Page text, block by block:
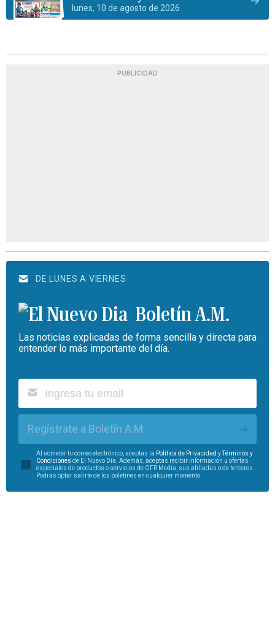
lunes, 10 de agosto de 2026
PUBLICIDAD
DE LUNES A VIERNES
Boletín A.M.
Las noticias explicadas de forma sencilla y directa para
entender lo más importante del día.
Regístrate a Boletín A.M.
Al someter tu correo electrónico, aceptas la Política de Privacidad yTérminos y
Condiciones de El Nuevo Día. Además, aceptas recibir información u ofertas
especiales de productos o servicios de GFR Media, sus afiliadas o de terceros.
Podrás optar salirte de los boletines en cualquier momento.